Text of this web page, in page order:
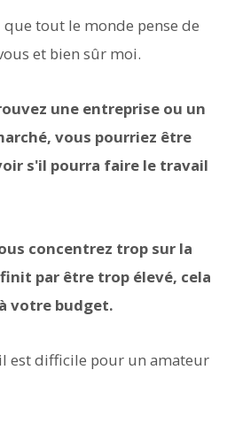
tout le monde pense de
et bien sûr moi.
une entreprise ou un
vous pourriez être
s'il pourra faire le travail
concentrez trop sur la
par être trop élevé, cela
votre budget.
est difficile pour un amateur